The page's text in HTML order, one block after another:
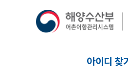
아이디 찾